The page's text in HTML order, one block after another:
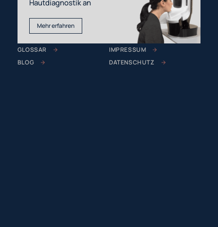
Hautdiagnostik an
Mehr erfahren
GLOSSAR
BLOG
IMPRESSUM
DATENSCHUTZ